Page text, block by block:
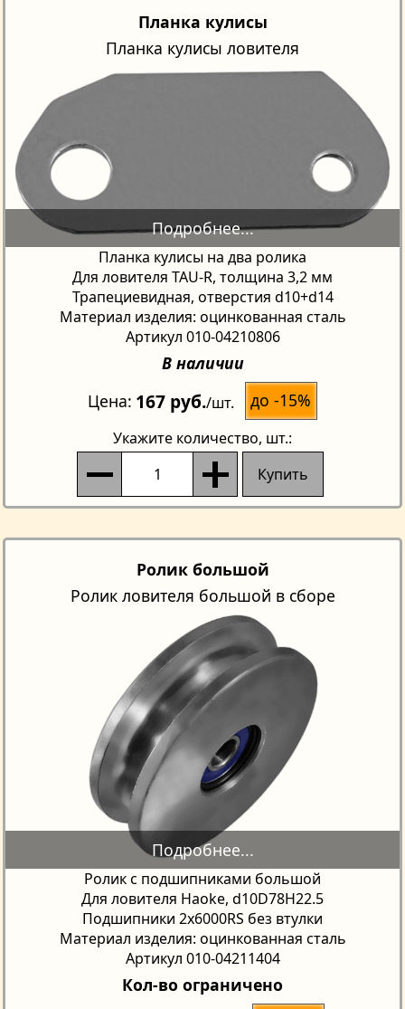
Планка кулисы
Планка кулисы ловителя
Планка кулисы на два ролика
Для ловителя TAU-R, толщина 3,2 мм
Трапециевидная, отверстия d10+d14
Материал изделия: оцинкованная сталь
Артикул 010-04210806
В наличии
Цена 167 руб./шт. до -15%
Укажите количество, шт.:
Купить
Ролик большой
Ролик ловителя большой в сборе
Ролик с подшипниками большой
Для ловителя Haoke, d10D78H22.5
Подшипники 2х6000RS без втулки
Материал изделия: оцинкованная сталь
Артикул 010-04211404
Кол-во ограничено